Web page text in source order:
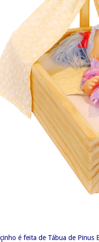
é feita de Tábua de